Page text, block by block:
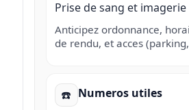
Prise de sang et imagerie
Anticipez ordonnance,
de rendu, et acces
☎️ Numeros utiles